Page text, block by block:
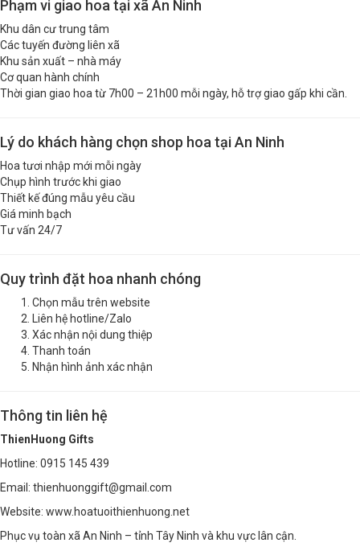
Phạm vi giao hoa tại xã An Ninh
Khu dân cư trung tâm
Các tuyến đường liên xã
Khu sản xuất – nhà máy
Cơ quan hành chính
Thời gian giao hoa từ 7h00 – 21h00 mỗi ngày, hỗ trợ giao gấp khi cần.
Lý do khách hàng chọn shop hoa tại An Ninh
Hoa tươi nhập mới mỗi ngày
Chụp hình trước khi giao
Thiết kế đúng mẫu yêu cầu
Giá minh bạch
Tư vấn 24/7
Quy trình đặt hoa nhanh chóng
Chọn mẫu trên website
Liên hệ hotline/Zalo
Xác nhận nội dung thiệp
Thanh toán
Nhận hình ảnh xác nhận
Thông tin liên hệ
ThienHuong Gifts
Hotline: 0915 145 439
Email: thienhuonggift@gmail.com
Website: www.hoatuoithienhuong.net
Phục vụ toàn xã An Ninh – tỉnh Tây Ninh và khu vực lân cận.